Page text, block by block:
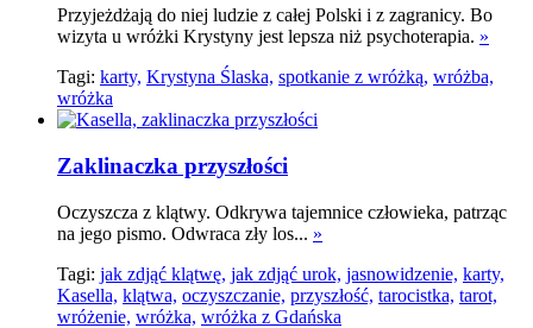
Przyjeżdżają do niej ludzie z całej Polski i z zagranicy. Bo
wizyta u wróżki Krystyny jest lepsza niż psychoterapia. »
Tagi: karty, Krystyna Ślaska, spotkanie z wróżką, wróżba,
wróżka
Zaklinaczka przyszłości
Oczyszcza z klątwy. Odkrywa tajemnice człowieka, patrząc
na jego pismo. Odwraca zły los... »
Tagi: jak zdjąć klątwę, jak zdjąć urok, jasnowidzenie, karty,
Kasella, klątwa, oczyszczanie, przyszłość, tarocistka, tarot,
wróżenie, wróżka, wróżka z Gdańska